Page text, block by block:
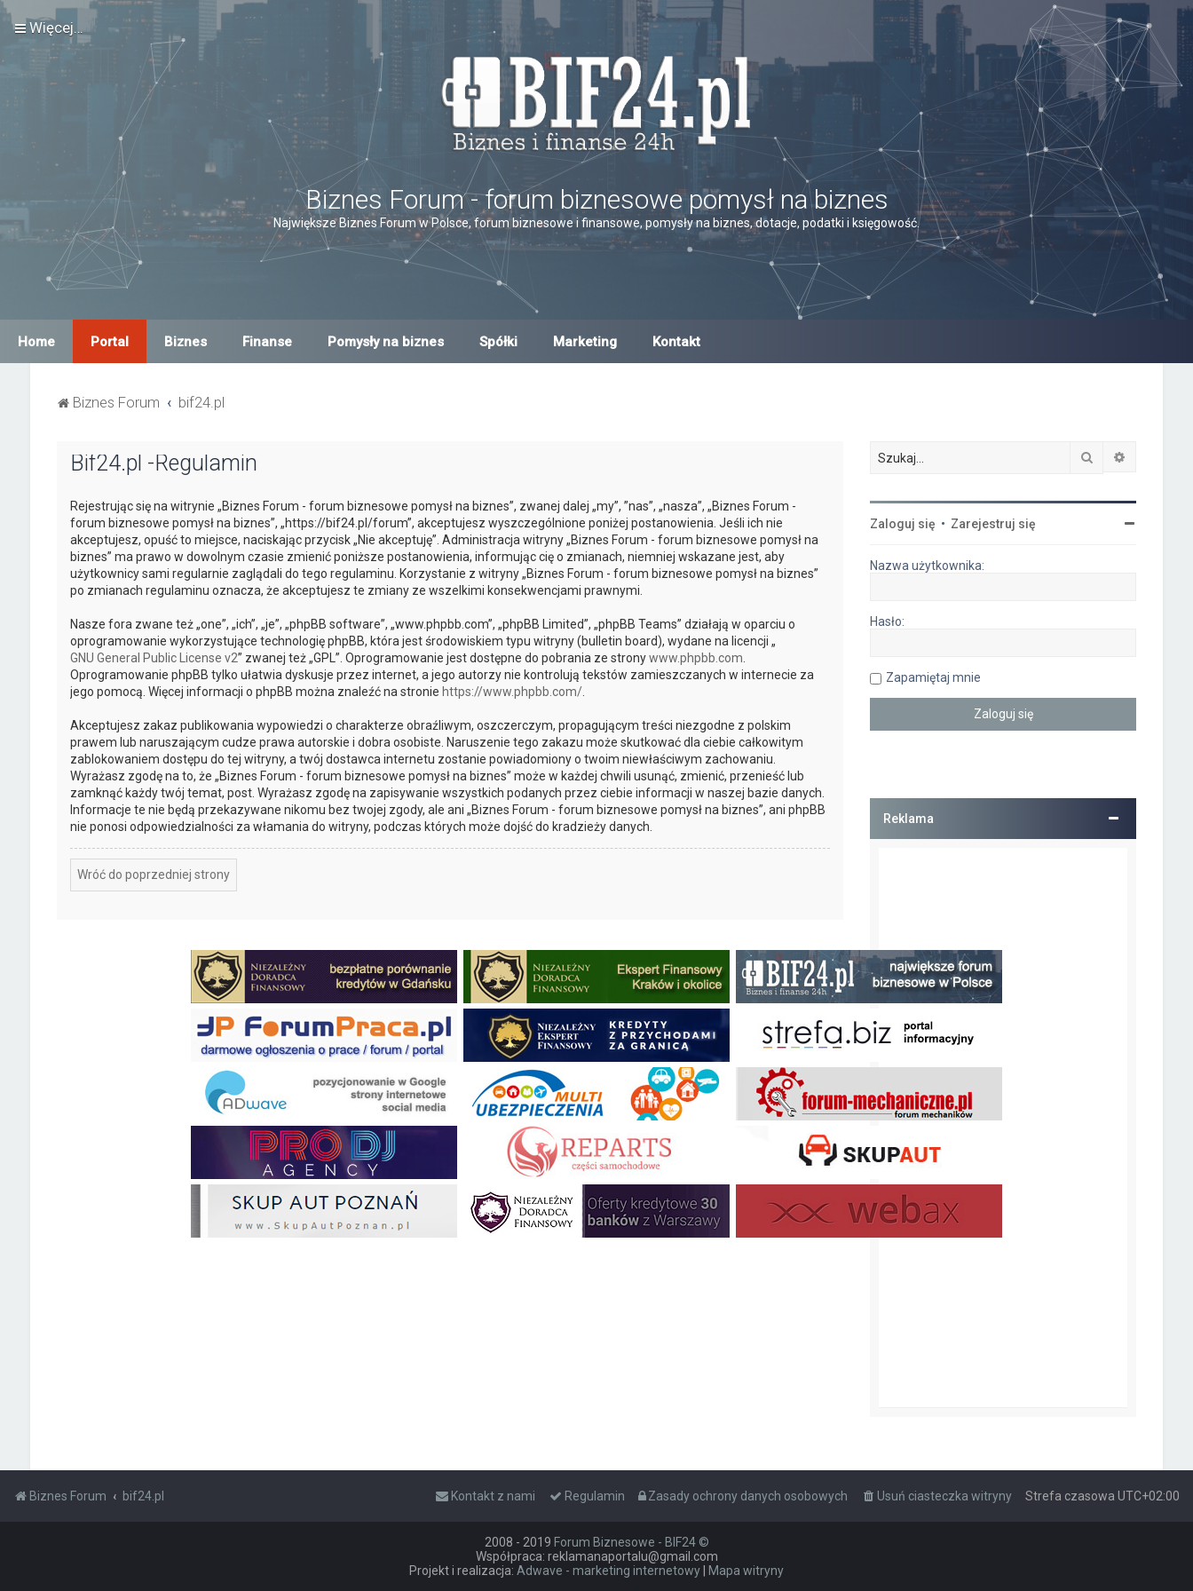
Więcej…
Biznes Forum - forum biznesowe pomysł na biznes
Największe Biznes Forum w Polsce, forum biznesowe i finansowe, pomysły na biznes, dotacje, podatki i księgowość.
Home Portal Biznes Finanse Pomysły na biznes Spółki Marketing Kontakt
Biznes Forum bif24.pl
Bif24.pl -Regulamin
Rejestrując się na witrynie „Biznes Forum - forum biznesowe pomysł na biznes”, zwanej dalej „my”, ”nas”, „nasza”, „Biznes Forum -
forum biznesowe pomysł na biznes”, „https://bif24.pl/forum”, akceptujesz wyszczególnione poniżej postanowienia. Jeśli ich nie
akceptujesz, opuść to miejsce, naciskając przycisk „Nie akceptuję”. Administracja witryny „Biznes Forum - forum biznesowe pomysł na
biznes” ma prawo w dowolnym czasie zmienić poniższe postanowienia, informując cię o zmianach, niemniej wskazane jest, aby
użytkownicy sami regularnie zaglądali do tego regulaminu. Korzystanie z witryny „Biznes Forum - forum biznesowe pomysł na biznes”
po zmianach regulaminu oznacza, że akceptujesz te zmiany ze wszelkimi konsekwencjami prawnymi.
Nasze fora zwane też „one”, „ich”, „je”, „phpBB software”, „www.phpbb.com”, „phpBB Limited”, „phpBB Teams” działają w oparciu o
oprogramowanie wykorzystujące technologię phpBB, która jest środowiskiem typu witryny (bulletin board), wydane na licencji „
GNU General Public License v2” zwanej też „GPL”. Oprogramowanie jest dostępne do pobrania ze stronywww.phpbb.com
Oprogramowanie phpBB tylko ułatwia dyskusje przez internet, a jego autorzy nie kontrolują tekstów zamieszczanych w internecie za
jego pomocą. Więcej informacji o phpBB można znaleźć na stronie https://www.phpbb.com/.
Akceptujesz zakaz publikowania wypowiedzi o charakterze obraźliwym, oszczerczym, propagującym treści niezgodne z polskim
prawem lub naruszającym cudze prawa autorskie i dobra osobiste. Naruszenie tego zakazu może skutkować dla ciebie całkowitym
zablokowaniem dostępu do tej witryny, a twój dostawca internetu zostanie powiadomiony o twoim niewłaściwym zachowaniu.
Wyrażasz zgodę na to, że „Biznes Forum - forum biznesowe pomysł na biznes” może w każdej chwili usunąć, zmienić, przenieść lub
zamknąć każdy twój temat, post. Wyrażasz zgodę na zapisywanie wszystkich podanych przez ciebie informacji w naszej bazie danych.
Informacje te nie będą przekazywane nikomu bez twojej zgody, ale ani „Biznes Forum - forum biznesowe pomysł na biznes”, ani phpBB
nie ponosi odpowiedzialności za włamania do witryny, podczas których może dojść do kradzieży danych.
Wróć do poprzedniej strony
Szukaj
Zaloguj się • Zarejestruj się
Nazwa użytkownika:
Hasło:
Zapamiętaj mnie
Reklama
Biznes Forum bif24.pl Strefa czasowa UTC+02:00
Usuń ciasteczka witryny
Zasady ochrony danych osobowych
Regulamin
Kontakt z nami
2008 - 2019 Forum Biznesowe - BIF24 ©
Współpraca: reklamanaportalu@gmail.com
Projekt i realizacja: Adwave - marketing internetowy Mapa witryny